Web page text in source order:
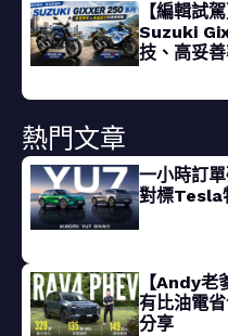
【編輯試
Suzuki
技、高妥
熱門文章
一小時訂
對標Tesla
【Andy老
有比油電
分享